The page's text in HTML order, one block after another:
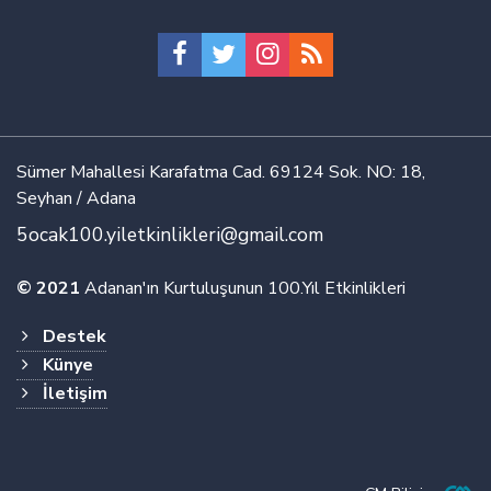
Sümer Mahallesi Karafatma Cad. 69124 Sok. NO: 18,
Seyhan / Adana
5ocak100.yiletkinlikleri@gmail.com
© 2021 Adanan'ın Kurtuluşunun 100.Yıl Etkinlikleri
Destek
Künye
İletişim